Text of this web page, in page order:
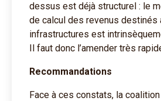
dessus est déjà structurel : le
de calcul des revenus destinés
infrastructures est
Il faut donc l’amender très
Recommandations
Face à ces constats, la